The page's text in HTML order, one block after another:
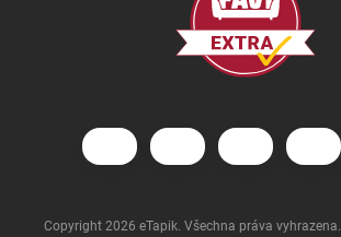
Copyright 2026 eTapik. Všechna práva vyhrazena.